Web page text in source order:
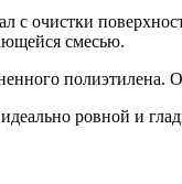
с очистки
смесью.
полиэтилена.
ровной и